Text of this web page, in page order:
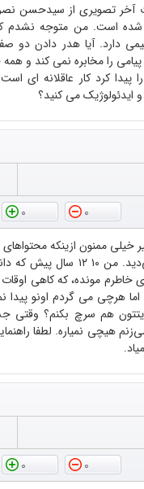
تصویری از سیدحسن
است. من متوجه نشدم
دارد. آیا هدر دادن دو
را مخابره نمی کند و
پیدا کرد کار عاقلانه ای
ایدئولوژیک می کنید؟
0
0
خیلی ممنون ازینکه
اختیار ما قرار می‌دید. من
خاطرم مونده، که کاهی
هرچی می گردم اونو پیدا
هم سرچ بکنم؟ وقتی
هیچی نمیاره. لطفا
0
0